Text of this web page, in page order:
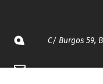
C/ Burgos 59,
spccc@